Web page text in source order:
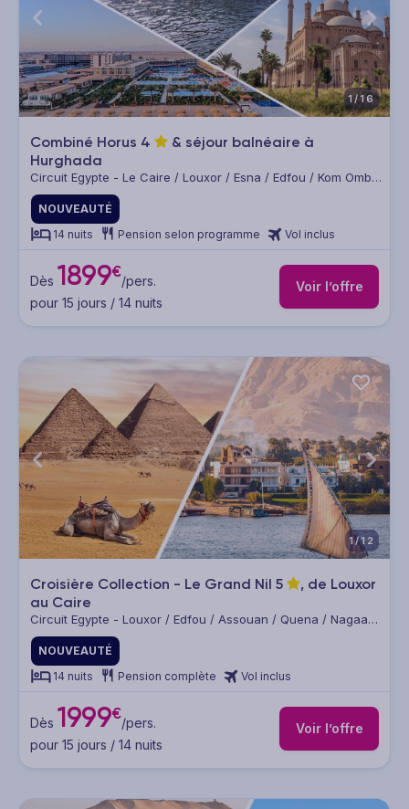
1/16
Combiné Horus 4
& séjour balnéaire à
Hurghada
Circuit Egypte - Le Caire / Louxor / Esna / Edfou / Kom Ombo
/ Assouan / Hurghada
NOUVEAUTÉ
14 nuits
Pension selon programme Vol inclus
Dès 1899€/pers.
pour 15 jours / 14 nuits
Voir l’offre
1/12
Croisière Collection - Le Grand Nil 5
, de Louxor
au Caire
Circuit Egypte - Louxor / Edfou / Assouan / Quena / Nagaa
Hammadi / Sohag / Tell El Amarna / El Minya / Béni Suef / Le
Caire
NOUVEAUTÉ
14 nuits
Pension complète Vol inclus
Dès 1999€/pers.
pour 15 jours / 14 nuits
Voir l’offre